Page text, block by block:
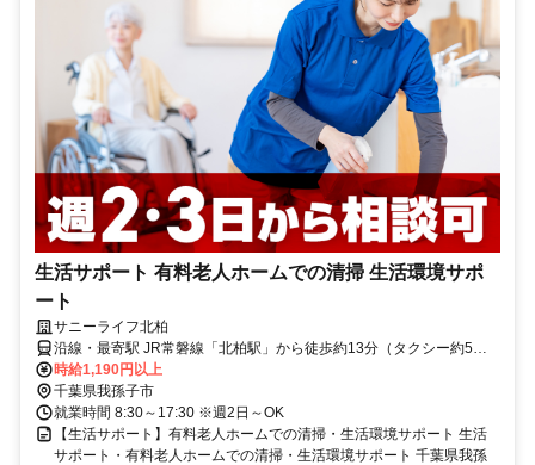
生活サポート 有料老人ホームでの清掃 生活環境サポ
ート
サニーライフ北柏
沿線・最寄駅 JR常磐線「北柏駅」から徒歩約13分（タクシー約5
分）
時給1,190円以上
千葉県我孫子市
就業時間 8:30～17:30 ※週2日～OK
【生活サポート】有料老人ホームでの清掃・生活環境サポート 生活
サポート・有料老人ホームでの清掃・生活環境サポート 千葉県我孫